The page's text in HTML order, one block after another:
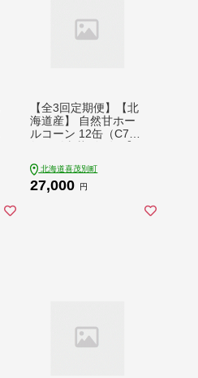
【全3回定期便】【北
海道産】 自然甘ホー
ルコーン 12缶（C7号
ーン コーン缶 とうも
ろこし トウモロコシ
北海道喜茂別町
27,000 円